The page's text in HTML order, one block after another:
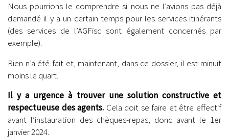
Nous pourrions le comprendre si nous ne l’avions pas déjà
demandé il y a un certain temps pour les services itinérants
(des services de l’AGFisc sont également concernés par
exemple).
Rien n’a été fait et, maintenant, dans ce dossier, il est minuit
moins le quart.
Il y a urgence à trouver une solution constructive et
respectueuse des agents. Cela doit se faire et être effectif
avant l’instauration des chèques-repas, donc avant le 1er
janvier 2024.